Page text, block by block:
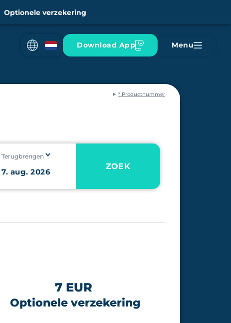
Optionele verzekering
Download App Menu
* Productnummer
Terugbrengen
ZOEK
7 EUR
Optionele verzekering